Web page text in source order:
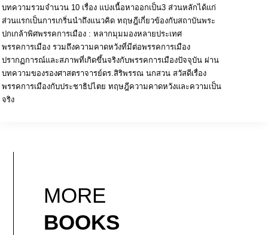
บทความรวมจำนวน 10 เรื่อง แบ่งเนื้อหาออกเป็น3 ส่วนหลักได้แก่
ส่วนแรกเป็นการเกริ่นนำถึงแนวคิด ทฤษฎีเกี่ยวข้องกับสถาบันพระ
ปกเกล้าพิศพรรคการเมือง : หลากมุมมองหลายประเทศ
พรรคการเมือง รวมถึงความคาดหวังที่มีต่อพรรคการเมือง
ปรากฏการณ์และสภาพที่เกิดขึ้นจริงกับพรรคการเมืองปัจจุบัน ผ่าน
บทความของรองศาสตราจารย์ดร.สิริพรรณ นกสวน สวัสดีเรื่อง
พรรคการเมืองกับประชาธิปไตย ทฤษฎีความคาดหวังและความเป็น
จริง
MORE
BOOKS